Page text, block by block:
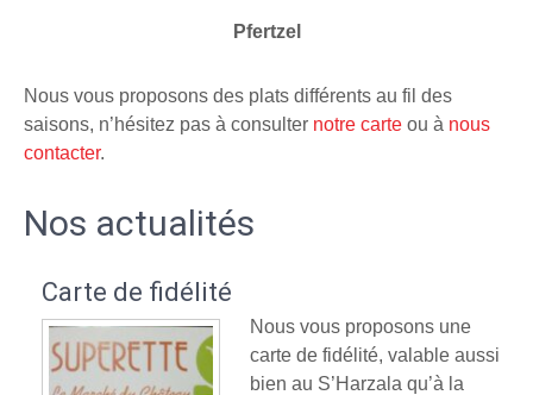
Pfertzel
Nous vous proposons des plats différents au fil des
saisons, n’hésitez pas à consulter notre carte ou à nous
contacter.
Nos actualités
Carte de fidélité
Nous vous proposons une
carte de fidélité, valable aussi
bien au S’Harzala qu’à la